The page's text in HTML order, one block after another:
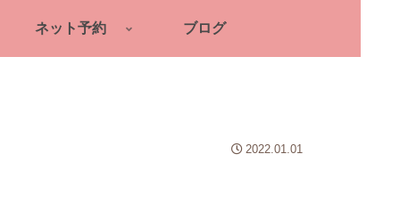
ネット予約 ブログ
2022.01.01